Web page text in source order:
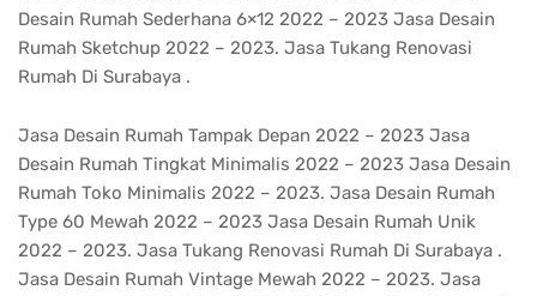
Desain Rumah Sederhana 6×12 2022 – 2023 Jasa Desain
Rumah Sketchup 2022 – 2023. Jasa Tukang Renovasi
Rumah Di Surabaya .
Jasa Desain Rumah Tampak Depan 2022 – 2023 Jasa
Desain Rumah Tingkat Minimalis 2022 – 2023 Jasa Desain
Rumah Toko Minimalis 2022 – 2023. Jasa Desain Rumah
Type 60 Mewah 2022 – 2023 Jasa Desain Rumah Unik
2022 – 2023. Jasa Tukang Renovasi Rumah Di Surabaya .
Jasa Desain Rumah Vintage Mewah 2022 – 2023. Jasa